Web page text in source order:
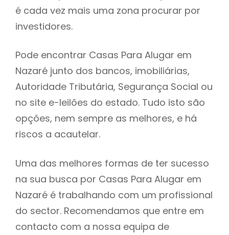
é cada vez mais uma zona procurar por
investidores.
Pode encontrar Casas Para Alugar em
Nazaré junto dos bancos, imobiliárias,
Autoridade Tributária, Segurança Social ou
no site e-leilões do estado. Tudo isto são
opções, nem sempre as melhores, e há
riscos a acautelar.
Uma das melhores formas de ter sucesso
na sua busca por Casas Para Alugar em
Nazaré é trabalhando com um profissional
do sector. Recomendamos que entre em
contacto com a nossa equipa de